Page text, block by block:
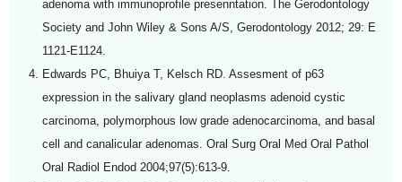
adenoma with immunoprofile presenntation. The Gerodontology
Society and John Wiley & Sons A/S, Gerodontology 2012; 29: E
1121-E1124.
Edwards PC, Bhuiya T, Kelsch RD. Assesment of p63
expression in the salivary gland neoplasms adenoid cystic
carcinoma, polymorphous low grade adenocarcinoma, and basal
cell and canalicular adenomas. Oral Surg Oral Med Oral Pathol
Oral Radiol Endod 2004;97(5):613-9.